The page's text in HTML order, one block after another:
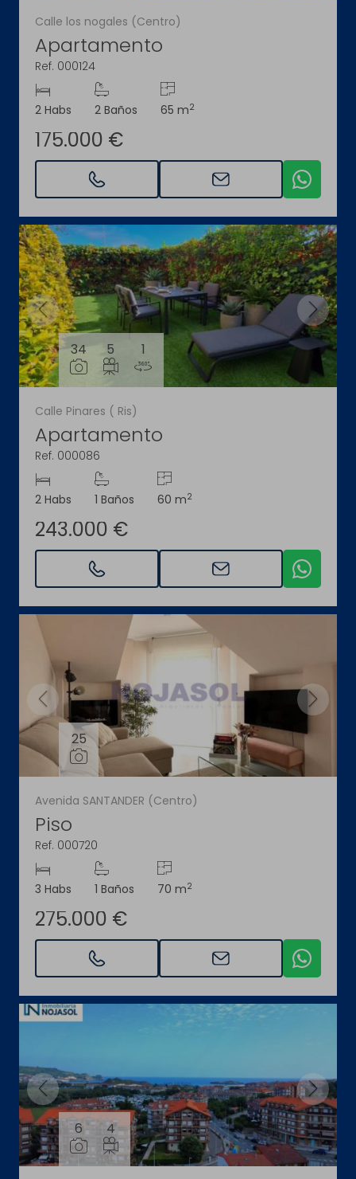
Calle los nogales (Centro)
Apartamento
Ref. 000124
2 Habs 2 Baños 65 m2
175.000 €
34 5 1
Calle Pinares ( Ris)
Apartamento
Ref. 000086
2 Habs 1 Baños 60 m2
243.000 €
25
Avenida SANTANDER (Centro)
Piso
Ref. 000720
3 Habs 1 Baños 70 m2
275.000 €
6 4